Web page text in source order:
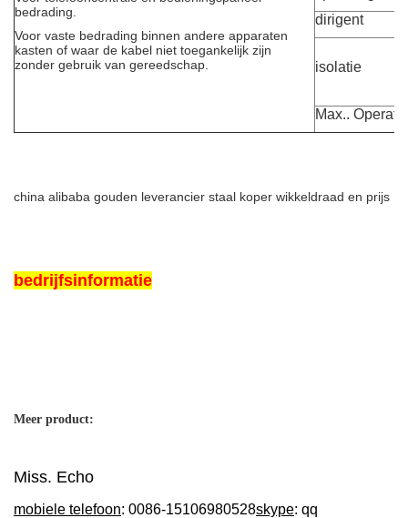
bedrading.
Voor vaste bedrading binnen andere apparaten
kasten of waar de kabel niet toegankelijk zijn
zonder gebruik van gereedschap.
dirigent
isolatie
Max..
china alibaba gouden leverancier staal koper wikkeldraad en prijs
bedrijfsinformatie
Meer product:
Miss. Echo
mobiele telefoon: 0086-15106980528skype: qq